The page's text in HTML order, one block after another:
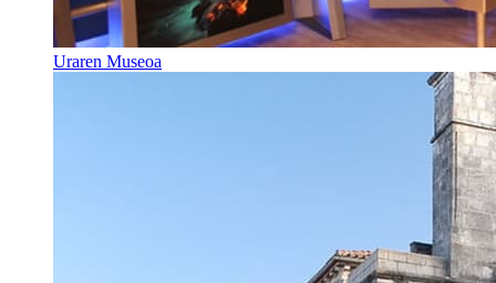
Uraren Museoa